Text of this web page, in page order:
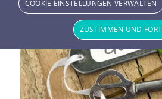
COOKIE EINSTELLUNGEN VERWALTEN
ZUSTIMMEN UND